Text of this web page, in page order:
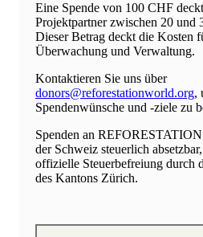
Eine Spende von 100 CHF
Projektpartner zwischen 20 und
Dieser Betrag deckt die Kosten
Überwachung und Verwaltung.
Kontaktieren Sie uns über
donors@reforestationworld.org,
Spendenwünsche und -ziele zu
Spenden an
der Schweiz steuerlich
offizielle Steuerbefreiung durch
des Kantons Zürich.